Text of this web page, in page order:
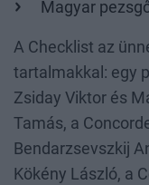
Magyar
A Checklist az
tartalmakkal: egy
Zsiday Viktor és
Tamás, a
Bendarzsevszkij
Kökény László, a